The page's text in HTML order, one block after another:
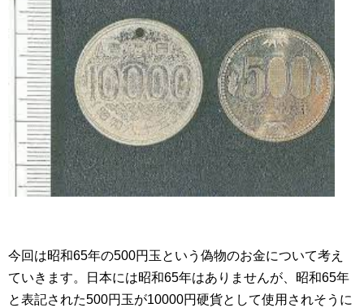
今回は昭和65年の500円玉という偽物のお金について考え
ていきます。日本には昭和65年はありませんが、昭和65年
と表記された500円玉が10000円硬貨として使用されそうに